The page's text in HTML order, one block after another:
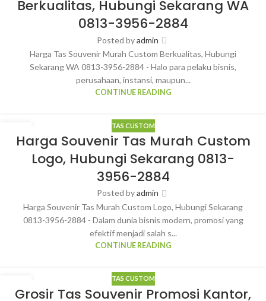
Berkualitas, Hubungi Sekarang WA
0813-3956-2884
Posted byadmin
Harga Tas Souvenir Murah Custom Berkualitas, Hubungi
Sekarang WA 0813-3956-2884 - Halo para pelaku bisnis,
perusahaan, instansi, maupun...
CONTINUE READING
30
MAR
TAS CUSTOM
Harga Souvenir Tas Murah Custom
Logo, Hubungi Sekarang 0813-
3956-2884
Posted byadmin
Harga Souvenir Tas Murah Custom Logo, Hubungi Sekarang
0813-3956-2884 - Dalam dunia bisnis modern, promosi yang
efektif menjadi salah s...
CONTINUE READING
29
MAR
TAS CUSTOM
Grosir Tas Souvenir Promosi Kantor,